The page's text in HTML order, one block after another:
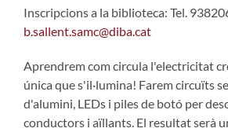
Inscripcions a la biblioteca: Tel.
b.sallent.samc@diba.cat
Aprendrem com circula l'electricitat
única que s'il·lumina! Farem circuïts
d'alumini, LEDs i piles de botó per
conductors i aïllants. El resultat serà